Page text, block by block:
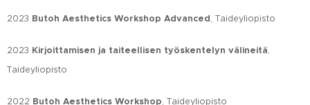
2023 Butoh Aesthetics Workshop Advanced, Taideyliopisto
2023 Kirjoittamisen ja taiteellisen työskentelyn välineitä,
Taideyliopisto
2022 Butoh Aesthetics Workshop, Taideyliopisto